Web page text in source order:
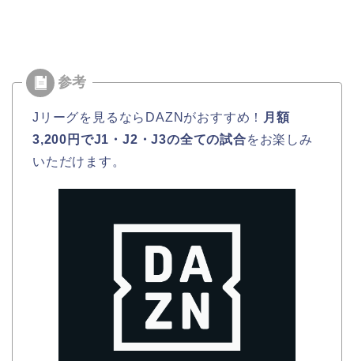
Jリーグを見るならDAZNがおすすめ！
月額
3,200円でJ1・J2・J3の全ての試合をお楽しみ
いただけます。